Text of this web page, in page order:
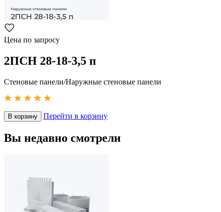
Цена по запросу
2ПСН 28-18-3,5 п
Стеновые панели/Наружные стеновые панели
В корзину Перейти в корзину
Вы недавно смотрели